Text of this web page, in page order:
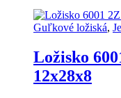
Guľkové ložiská,
Ložisko
12x28x8